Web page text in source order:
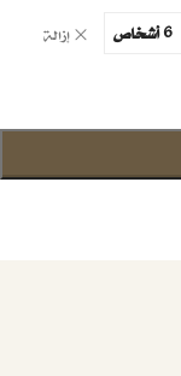
6 أشخاص إزالة